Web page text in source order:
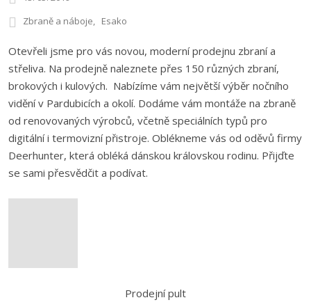
Zbraně a náboje
Esako
Otevřeli jsme pro vás novou, moderní prodejnu zbraní a
střeliva. Na prodejně naleznete přes 150 různých zbraní,
brokových i kulových. Nabízíme vám největší výběr nočního
vidění v Pardubicích a okolí. Dodáme vám montáže na zbraně
od renovovaných výrobců, včetně speciálních typů pro
digitální i termovizní přistroje. Oblékneme vás od oděvů firmy
Deerhunter, která obléká dánskou královskou rodinu. Přijďte
se sami přesvědčit a podívat.
Prodejní pult